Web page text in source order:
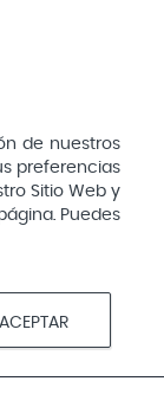
de nuestros
preferencias
Sitio Web y
Puedes
ACEPTAR